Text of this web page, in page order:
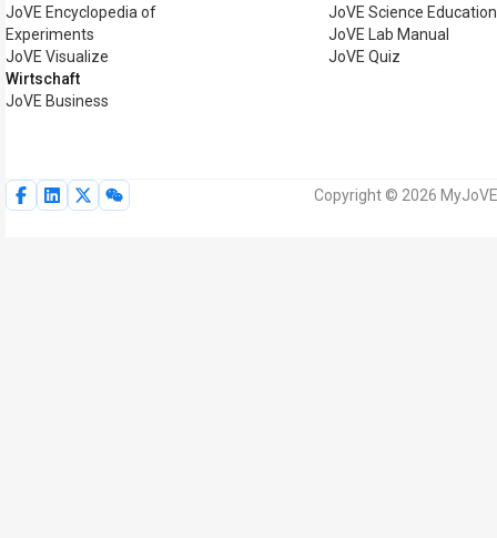
JoVE Encyclopedia of
Experiments
JoVE Visualize
Wirtschaft
JoVE Business
JoVE Science Education
JoVE Lab Manual
JoVE Quiz
Copyright © 2026